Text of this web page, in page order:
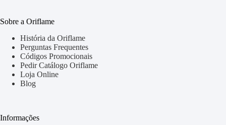
Sobre a Oriflame
História da Oriflame
Perguntas Frequentes
Códigos Promocionais
Pedir Catálogo Oriflame
Loja Online
Blog
Informações